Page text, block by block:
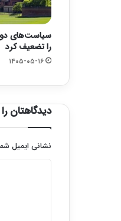
سیاست‌های
را تضعیف کرد
۱۴۰۵-۰۵-۱۶
دیدگاهتان
نشانی ایمیل